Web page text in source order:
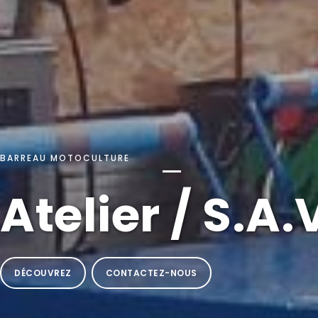
BARREAU MOTOCULTURE
Atelier /
DÉCOUVREZ CONTACTEZ-NOUS